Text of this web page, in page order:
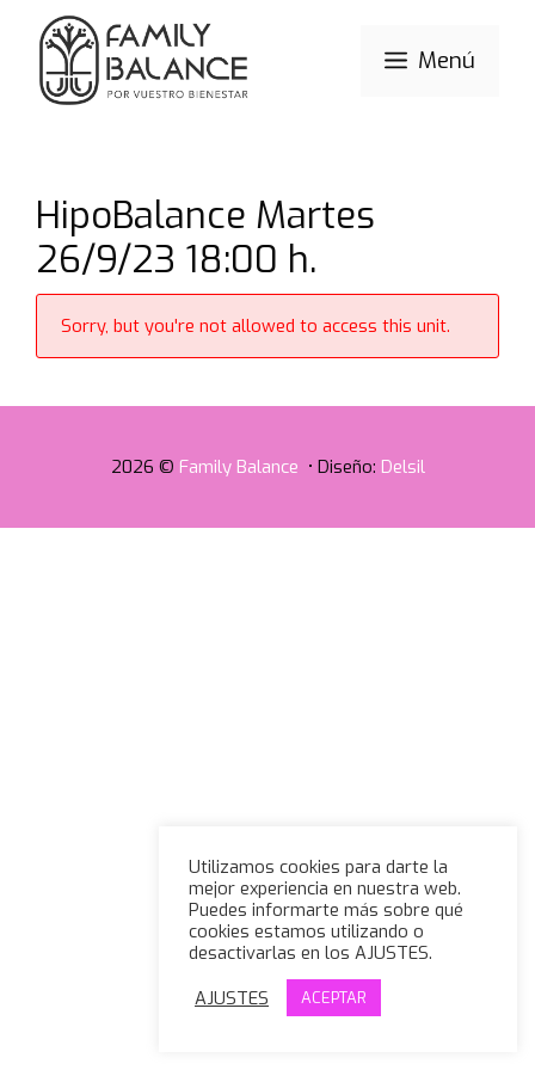
Saltar
contenido
Menú
HipoBalance Martes
26/9/23 18:00 h.
Sorry, but you're not allowed to access this unit.
2026 © Family Balance • Diseño: Delsil
Utilizamos cookies para darte la
mejor experiencia en nuestra web.
Puedes informarte más sobre qué
cookies estamos utilizando o
desactivarlas en los AJUSTES.
AJUSTES
ACEPTAR